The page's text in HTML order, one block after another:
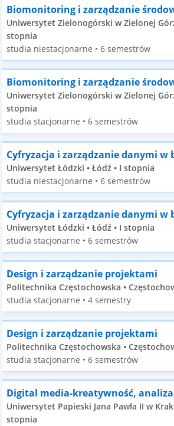
Biomonitoring i zarządzanie
Uniwersytet Zielonogórski w Zielonej
stopnia
studia niestacjonarne • 6 semestrów
Biomonitoring i zarządzanie
Uniwersytet Zielonogórski w Zielonej
stopnia
studia stacjonarne • 6 semestrów
Cyfryzacja i zarządzanie danymi w
Uniwersytet Łódzki • Łódź • I stopnia
studia niestacjonarne • 6 semestrów
Cyfryzacja i zarządzanie danymi w
Uniwersytet Łódzki • Łódź • I stopnia
studia stacjonarne • 6 semestrów
Design i zarządzanie projektami
Politechnika Częstochowska •
studia stacjonarne • 4 semestry
Design i zarządzanie projektami
Politechnika Częstochowska •
studia stacjonarne • 6 semestrów
Digital media-kreatywność,
Uniwersytet Papieski Jana Pawła II w
stopnia